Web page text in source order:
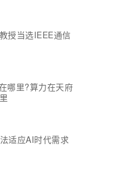
授当选IEEE通信
哪里?算力在天府
适应AI时代需求